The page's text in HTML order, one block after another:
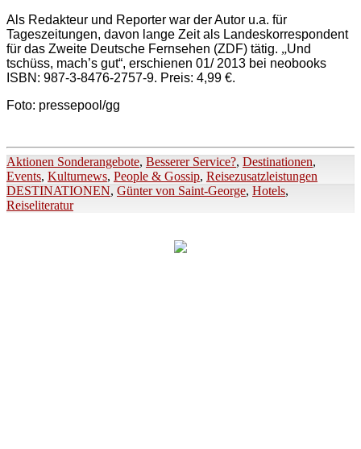
Als Redakteur und Reporter war der Autor u.a. für
Tageszeitungen, davon lange Zeit als Landeskorrespondent
für das Zweite Deutsche Fernsehen (ZDF) tätig. „Und
tschüss, mach’s gut“, erschienen 01/ 2013 bei neobooks
ISBN: 987-3-8476-2757-9. Preis: 4,99 €.
Foto: pressepool/gg
Aktionen Sonderangebote, Besserer Service?, Destinationen,
Events, Kulturnews, People & Gossip, Reisezusatzleistungen
DESTINATIONEN, Günter von Saint-George, Hotels,
Reiseliteratur